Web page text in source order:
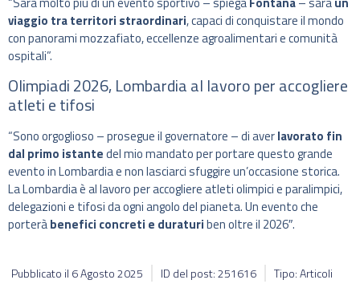
viaggio tra territori straordinari, capaci di conquistare il mondo
con panorami mozzafiato, eccellenze agroalimentari e comunità
ospitali”.
Olimpiadi 2026, Lombardia al lavoro per accogliere
atleti e tifosi
“Sono orgoglioso – prosegue il governatore – di averlavorato fin
dal primo istantedel mio mandato per portare questo grande
evento in Lombardia e non lasciarci sfuggire un’occasione storica.
La Lombardia è al lavoro per accogliere atleti olimpici e paralimpici,
delegazioni e tifosi da ogni angolo del pianeta. Un evento che
porteràbenefici concreti e duraturiben oltre il 2026″.
Pubblicato il 6 Agosto 2025 ID del post: 251616 Tipo: Articoli